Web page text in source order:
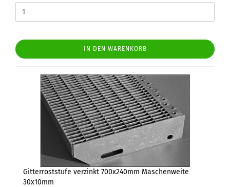
IN DEN WARENKORB
Gitterroststufe verzinkt 700x240mm Maschenweite
30x10mm